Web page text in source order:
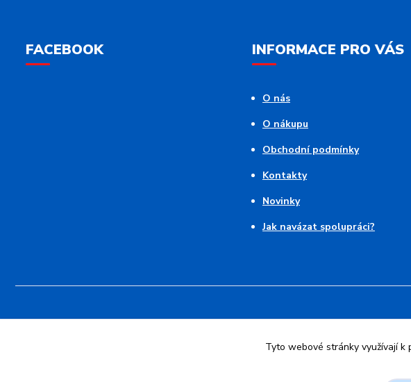
FACEBOOK INFORMACE PRO VÁS
O nás
O nákupu
Obchodní podmínky
Kontakty
Novinky
Jak navázat spolupráci?
Tyto webové stránky využívají k